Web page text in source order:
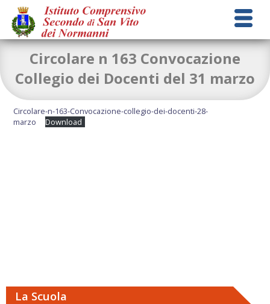
La Scuola
Circolare n 163 Convocazione
Collegio dei Docenti del 31 marzo
Circolare-n-163-Convocazione-collegio-dei-docenti-28-
marzo
Download